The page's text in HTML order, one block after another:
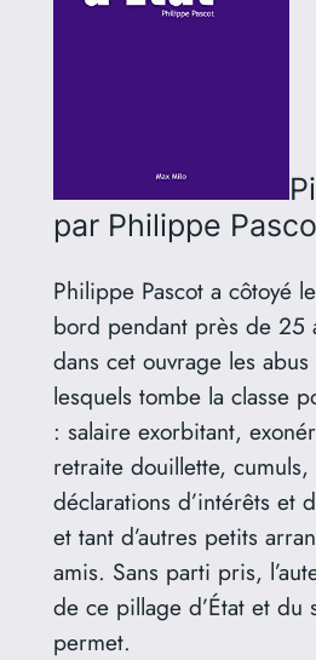
par Philippe
Philippe Pascot a côtoyé
bord pendant près de 25
dans cet ouvrage les
lesquels tombe la classe
: salaire exorbitant,
retraite douillette,
déclarations d’intérêts et
et tant d’autres petits
amis. Sans parti pris,
de ce pillage d’État et du
permet.